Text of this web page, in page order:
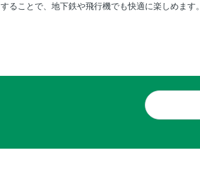
することで、地下鉄や飛行機でも快適に楽しめます。